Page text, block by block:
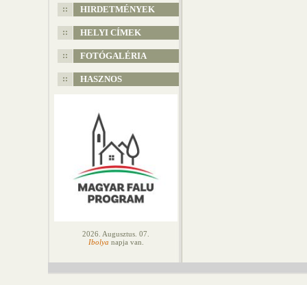
HIRDETMÉNYEK
HELYI CÍMEK
FOTÓGALÉRIA
HASZNOS
2026. Augusztus. 07.
Ibolya napja van.